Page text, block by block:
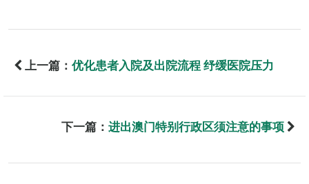
上一篇： 优化患者入院及出院流程 纾缓医院压力
下一篇： 进出澳门特别行政区须注意的事项